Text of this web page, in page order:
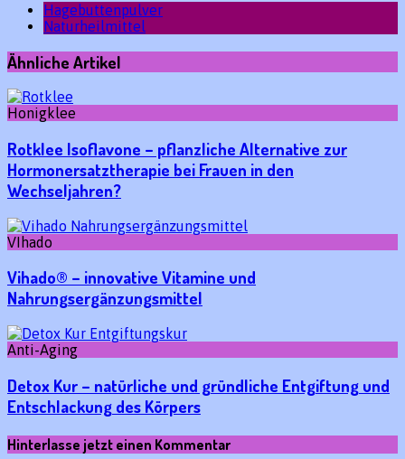
Hagebuttenpulver
Naturheilmittel
Ähnliche Artikel
Honigklee
Rotklee Isoflavone – pflanzliche Alternative zur
Hormonersatztherapie bei Frauen in den
Wechseljahren?
VIhado
Vihado® – innovative Vitamine und
Nahrungsergänzungsmittel
Anti-Aging
Detox Kur – natürliche und gründliche Entgiftung und
Entschlackung des Körpers
Hinterlasse jetzt einen Kommentar